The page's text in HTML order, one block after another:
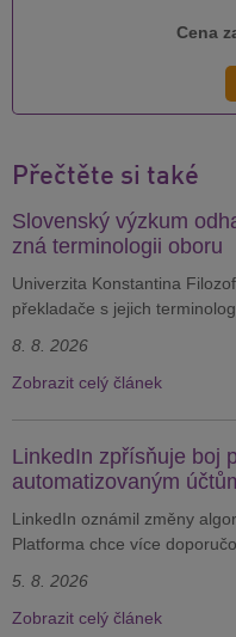
Cena
Přečtěte si také
Slovenský výzkum
zná terminologii oboru
Univerzita Konstantina
překladače s jejich
8. 8. 2026
Zobrazit celý článek
LinkedIn zpřísňuje boj
automatizovaným
LinkedIn oznámil změny
Platforma chce více
5. 8. 2026
Zobrazit celý článek